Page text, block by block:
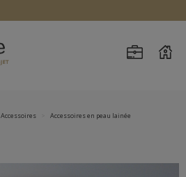
Accessoires
Accessoires en peau lainée